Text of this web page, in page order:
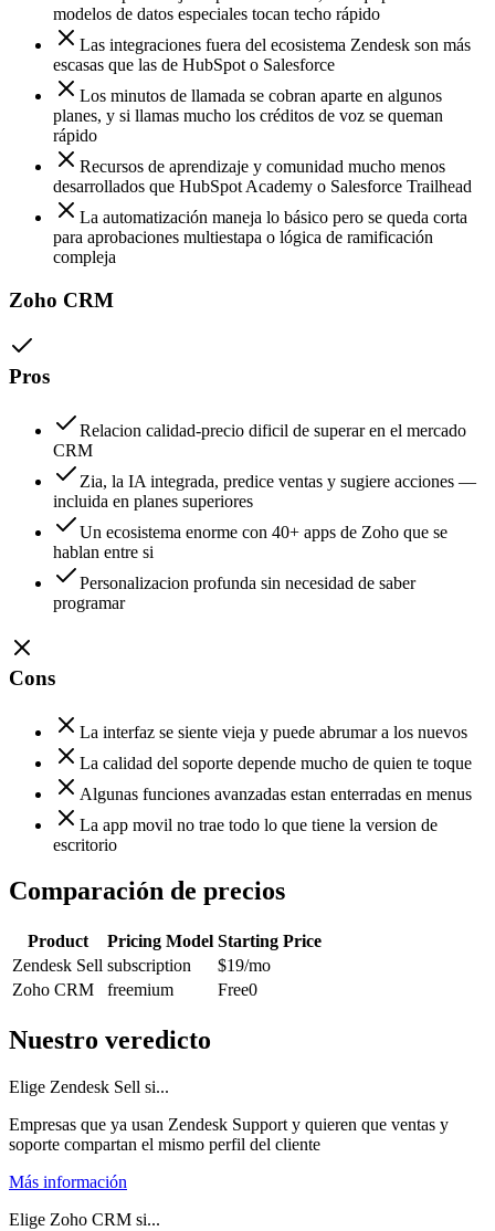
modelos de datos especiales tocan techo rápido
Las integraciones fuera del ecosistema Zendesk son más
escasas que las de HubSpot o Salesforce
Los minutos de llamada se cobran aparte en algunos
planes, y si llamas mucho los créditos de voz se queman
rápido
Recursos de aprendizaje y comunidad mucho menos
desarrollados que HubSpot Academy o Salesforce Trailhead
La automatización maneja lo básico pero se queda corta
para aprobaciones multiestapa o lógica de ramificación
compleja
Zoho CRM
Pros
Relacion calidad-precio dificil de superar en el mercado
CRM
Zia, la IA integrada, predice ventas y sugiere acciones —
incluida en planes superiores
Un ecosistema enorme con 40+ apps de Zoho que se
hablan entre si
Personalizacion profunda sin necesidad de saber
programar
Cons
La interfaz se siente vieja y puede abrumar a los nuevos
La calidad del soporte depende mucho de quien te toque
Algunas funciones avanzadas estan enterradas en menus
La app movil no trae todo lo que tiene la version de
escritorio
Comparación de precios
Product Pricing Model Starting Price
Zendesk Sell subscription $19/mo
Zoho CRM
freemium Free0
Nuestro veredicto
Elige Zendesk Sell si...
Empresas que ya usan Zendesk Support y quieren que ventas y
soporte compartan el mismo perfil del cliente
Más información
Elige Zoho CRM si...